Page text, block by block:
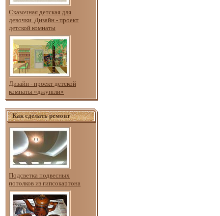
Сказочная детская для
девочки. Дизайн - проект
детской комнаты
Дизайн - проект детской
комнаты «джунгли»
Как сделать ремонт
Подсветка подвесных
потолков из гипсокартона